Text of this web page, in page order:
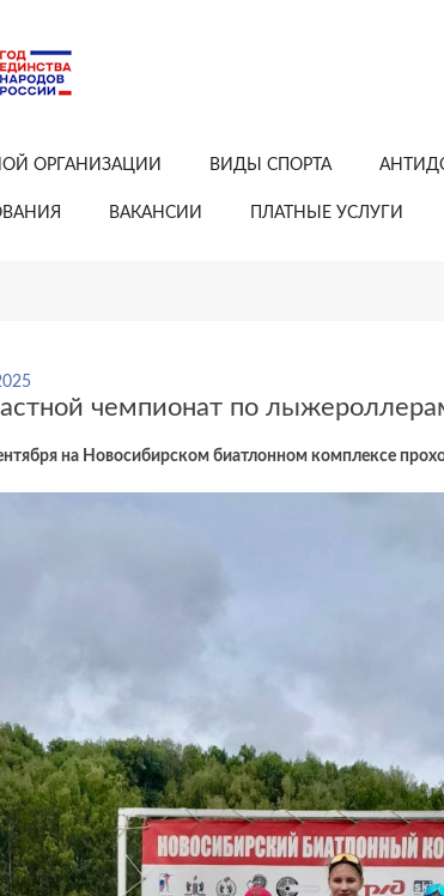
ОРГАНИЗАЦИИ ВИДЫ СПОРТА
ВАКАНСИИ ПЛАТНЫЕ УСЛУГИ
чемпионат по
на Новосибирском биатлонном комплексе